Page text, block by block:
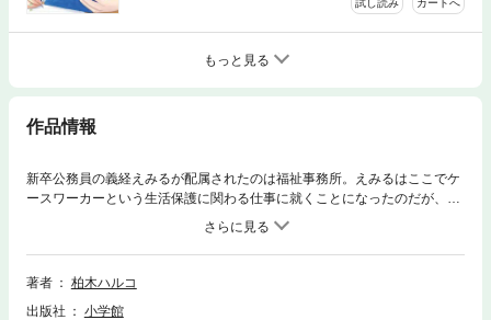
試し読み カートへ
もっと見る
作品情報
新卒公務員の義経えみるが配属されたのは福祉事務所。えみるはここでケ
ースワーカーという生活保護に関わる仕事に就くことになったのだが、そ
こで生活に困窮した人々の暮らしを目の当たりにして――新聞メディアは
もちろん、現職のケースワーカー、医療、福祉関係者の方も注目する本格
派ドラマ！[生活保護]に向き合う新米ケースワーカーたちの奮闘劇、開
幕！
著者
柏木ハルコ
出版社
小学館